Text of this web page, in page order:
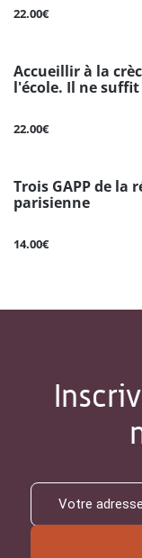
22.00€
Accueillir à la
l'école. Il ne suffit
22.00€
Trois GAPP de la
parisienne
14.00€